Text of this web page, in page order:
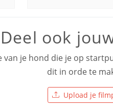
Deel ook
van je hond die je op
dit in orde te
Upload je